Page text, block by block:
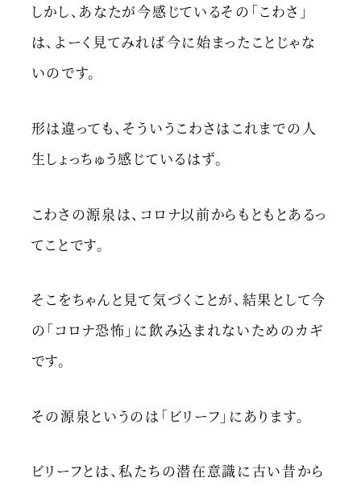
しかし、あなたが今感じているその「こわさ」
は、よーく見てみれば今に始まったことじゃな
いのです。
形は違っても、そういうこわさはこれまでの人
生しょっちゅう感じているはず。
こわさの源泉は、コロナ以前からもともとあるっ
てことです。
そこをちゃんと見て気づくことが、結果として今
の「コロナ恐怖」に飲み込まれないためのカギ
です。
その源泉というのは「ビリーフ」にあります。
ビリーフとは、私たちの潜在意識に古い昔から